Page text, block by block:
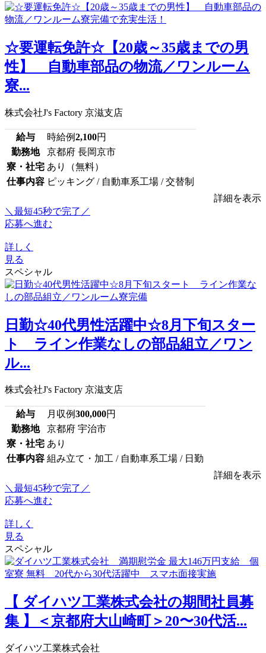
☆要運転免許☆【20歳～35歳までの男
性】 自動車部品の物流／ワンルーム
寮...
株式会社J's Factory 京滋支店
給与 時給例2,100円
勤務地
京都府 長岡京市
寮・社宅 あり（無料）
仕事内容 ピッキング / 自動車系工場 / 交替制
詳細を表示
＼最短45秒で完了／
応募へ進む
詳しく
見る
スペシャル
日勤☆40代男性活躍中☆8月下旬スター
ト ライン作業なしの部品組立／ワン
ル...
株式会社J's Factory 京滋支店
給与 月収例300,000円
勤務地
京都府 宇治市
寮・社宅 あり
仕事内容 組み立て・加工 / 自動車系工場 / 日勤
詳細を表示
＼最短45秒で完了／
応募へ進む
詳しく
見る
スペシャル
【 ダイハツ工業株式会社の期間社員募
集 】＜京都府大山崎町＞20〜30代活...
ダイハツ工業株式会社